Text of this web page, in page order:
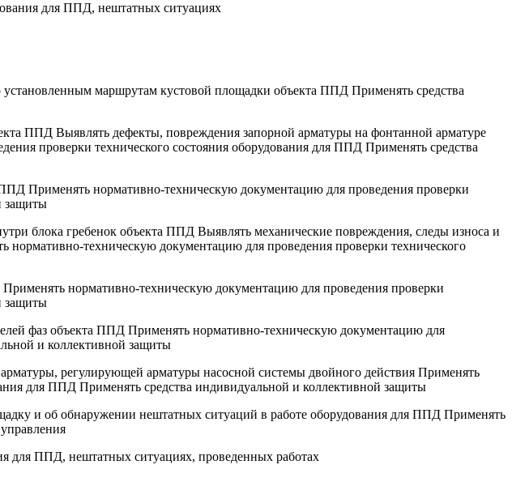
для ППД, нештатных ситуациях
маршрутам кустовой площадки объекта ППД Применять средства
ППД Выявлять дефекты, повреждения запорной арматуры на фонтанной арматуре
проверки технического состояния оборудования для ППД Применять средства
Применять нормативно-техническую документацию для проведения проверки
защиты
блока гребенок объекта ППД Выявлять механические повреждения, следы износа и
нормативно-техническую документацию для проведения проверки технического
нормативно-техническую документацию для проведения проверки
защиты
фаз объекта ППД Применять нормативно-техническую документацию для
и коллективной защиты
регулирующей арматуры насосной системы двойного действия Применять
для ППД Применять средства индивидуальной и коллективной защиты
и об обнаружении нештатных ситуаций в работе оборудования для ППД Применять
для ППД, нештатных ситуациях, проведенных работах